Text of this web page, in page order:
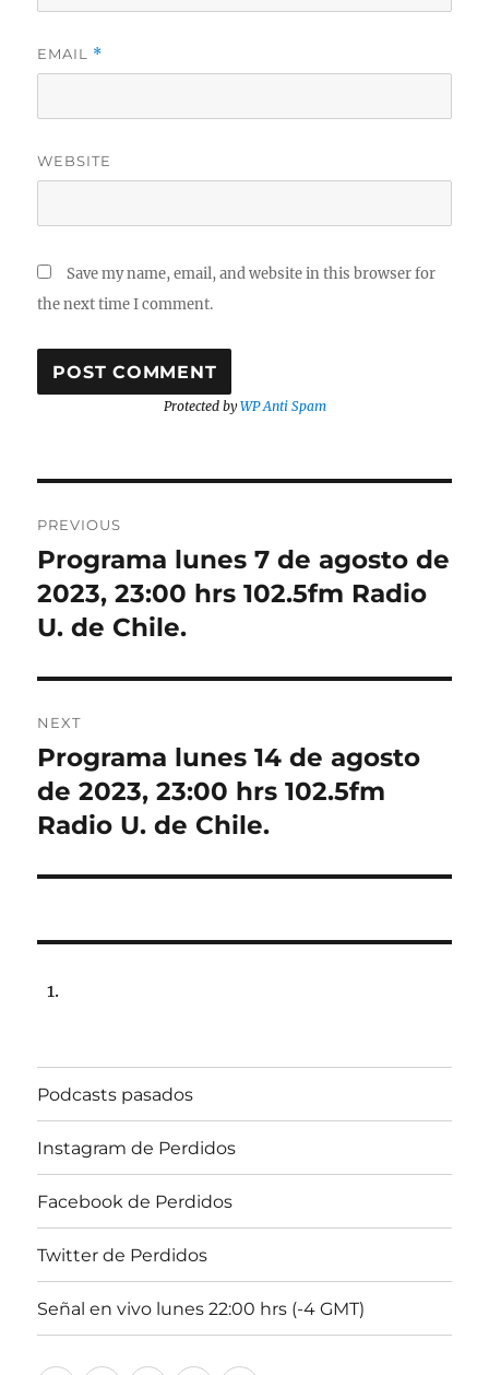
EMAIL *
WEBSITE
Save my name, email, and website in this browser for
the next time I comment.
Protected byWP Anti Spam
navigation
PREVIOUS
Previous
post:
Programa lunes 7 de agosto de
2023, 23:00 hrs 102.5fm Radio
U. de Chile.
NEXT
Next
post:
Programa lunes 14 de agosto
de 2023, 23:00 hrs 102.5fm
Radio U. de Chile.
Podcasts pasados
Instagram de Perdidos
Facebook de Perdidos
Twitter de Perdidos
Señal en vivo lunes 22:00 hrs (-4 GMT)